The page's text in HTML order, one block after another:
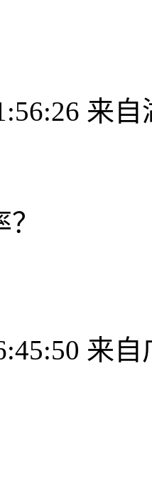
来自
来自